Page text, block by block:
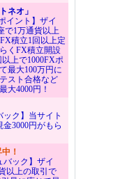
ネオ」
イント】ザイ
で1万通貨以上
積立1回以上定
くFX積立開設
上で1000FXポ
最大100万円に
スト合格など
大4000円！
ック】当サイト
3000円がもら
！
バック】ザイ
以上の取引で